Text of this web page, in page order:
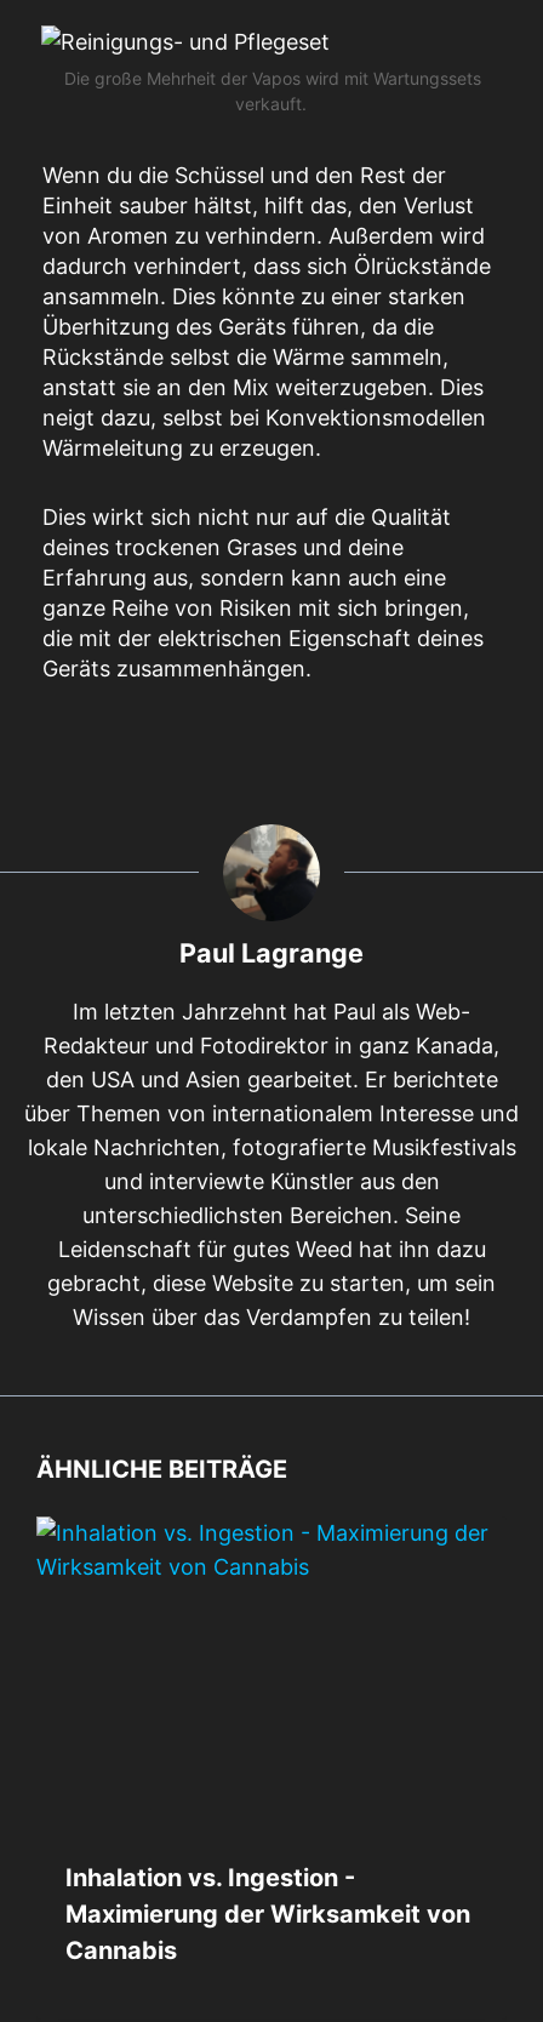
Die große Mehrheit der Vapos wird mit Wartungssets
verkauft.
Wenn du die Schüssel und den Rest der
Einheit sauber hältst, hilft das, den Verlust
von Aromen zu verhindern. Außerdem wird
dadurch verhindert, dass sich Ölrückstände
ansammeln. Dies könnte zu einer starken
Überhitzung des Geräts führen, da die
Rückstände selbst die Wärme sammeln,
anstatt sie an den Mix weiterzugeben. Dies
neigt dazu, selbst bei Konvektionsmodellen
Wärmeleitung zu erzeugen.
Dies wirkt sich nicht nur auf die Qualität
deines trockenen Grases und deine
Erfahrung aus, sondern kann auch eine
ganze Reihe von Risiken mit sich bringen,
die mit der elektrischen Eigenschaft deines
Geräts zusammenhängen.
Paul Lagrange
Im letzten Jahrzehnt hat Paul als Web-
Redakteur und Fotodirektor in ganz Kanada,
den USA und Asien gearbeitet. Er berichtete
über Themen von internationalem Interesse und
lokale Nachrichten, fotografierte Musikfestivals
und interviewte Künstler aus den
unterschiedlichsten Bereichen. Seine
Leidenschaft für gutes Weed hat ihn dazu
gebracht, diese Website zu starten, um sein
Wissen über das Verdampfen zu teilen!
ÄHNLICHE BEITRÄGE
Inhalation vs. Ingestion -
Maximierung der Wirksamkeit von
Cannabis